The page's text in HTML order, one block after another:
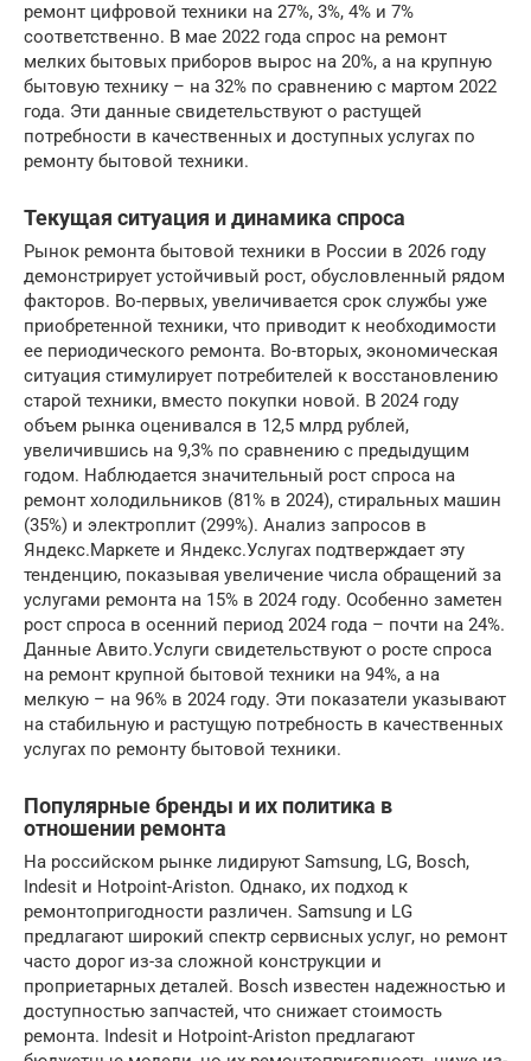
ремонт цифровой техники на 27%, 3%, 4% и 7%
соответственно. В мае 2022 года спрос на ремонт
мелких бытовых приборов вырос на 20%, а на крупную
бытовую технику – на 32% по сравнению с мартом 2022
года. Эти данные свидетельствуют о растущей
потребности в качественных и доступных услугах по
ремонту бытовой техники.
Текущая ситуация и динамика спроса
Рынок ремонта бытовой техники в России в 2026 году
демонстрирует устойчивый рост, обусловленный рядом
факторов. Во-первых, увеличивается срок службы уже
приобретенной техники, что приводит к необходимости
ее периодического ремонта. Во-вторых, экономическая
ситуация стимулирует потребителей к восстановлению
старой техники, вместо покупки новой. В 2024 году
объем рынка оценивался в 12,5 млрд рублей,
увеличившись на 9,3% по сравнению с предыдущим
годом. Наблюдается значительный рост спроса на
ремонт холодильников (81% в 2024), стиральных машин
(35%) и электроплит (299%). Анализ запросов в
Яндекс.Маркете и Яндекс.Услугах подтверждает эту
тенденцию, показывая увеличение числа обращений за
услугами ремонта на 15% в 2024 году. Особенно заметен
рост спроса в осенний период 2024 года – почти на 24%.
Данные Авито.Услуги свидетельствуют о росте спроса
на ремонт крупной бытовой техники на 94%, а на
мелкую – на 96% в 2024 году. Эти показатели указывают
на стабильную и растущую потребность в качественных
услугах по ремонту бытовой техники.
Популярные бренды и их политика в
отношении ремонта
На российском рынке лидируют Samsung, LG, Bosch,
Indesit и Hotpoint-Ariston. Однако, их подход к
ремонтопригодности различен. Samsung и LG
предлагают широкий спектр сервисных услуг, но ремонт
часто дорог из-за сложной конструкции и
проприетарных деталей. Bosch известен надежностью и
доступностью запчастей, что снижает стоимость
ремонта. Indesit и Hotpoint-Ariston предлагают